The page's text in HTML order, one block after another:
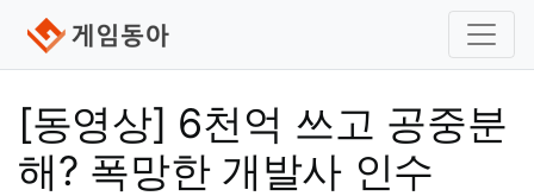
[동영상] 6천억 쓰고 공중분
해? 폭망한 개발사 인수